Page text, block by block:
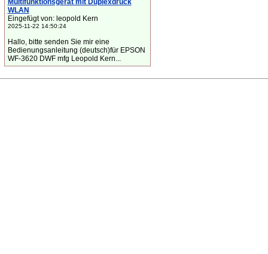
Multifunktionsgerät mit Duplexdruck
WLAN
Eingefügt von: leopold Kern
2025-11-22 14:50:24
Hallo, bitte senden Sie mir eine
Bedienungsanleitung (deutsch)für EPSON
WF-3620 DWF mfg Leopold Kern...